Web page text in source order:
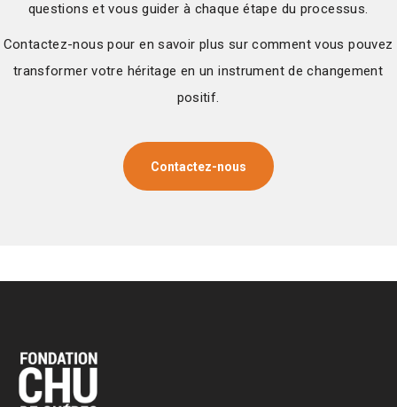
questions et vous guider à chaque étape du processus.
Contactez-nous pour en savoir plus sur comment vous pouvez
transformer votre héritage en un instrument de changement
positif.
Contactez-nous